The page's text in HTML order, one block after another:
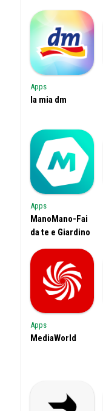
Apps
la mia dm
Apps
ManoMano-Fai
da te e Giardino
Apps
MediaWorld